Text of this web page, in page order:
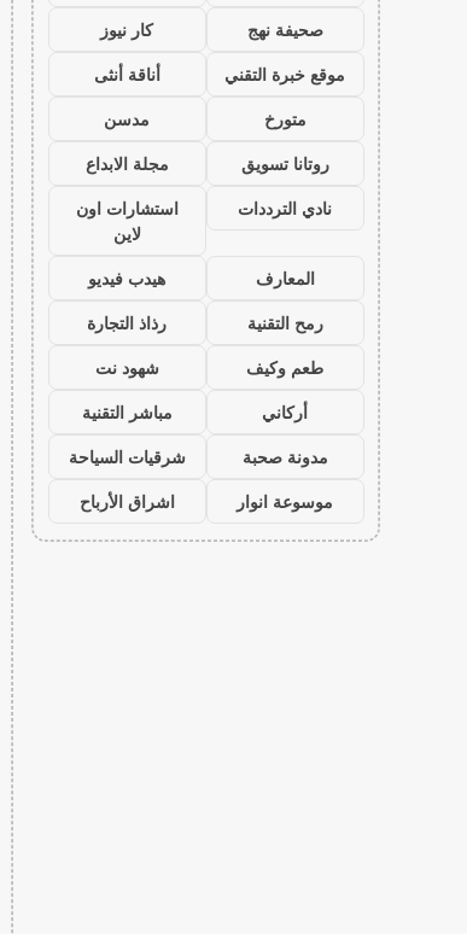
صحيفة نهج
كار نيوز
موقع خبرة التقني
أناقة أنثى
متورخ
مدسن
روتانا تسويق
مجلة الابداع
نادي الترددات
استشارات اون
لاين
المعارف
هيدب فيديو
رمح التقنية
رذاذ التجارة
طعم وكيف
شهود نت
أركاني
مباشر التقنية
مدونة صحبة
شرقيات السياحة
موسوعة انوار
اشراق الأرباح